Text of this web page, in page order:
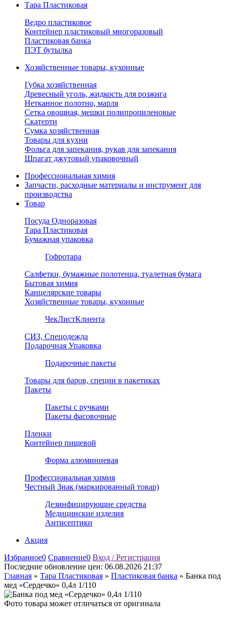
Тара Пластиковая
Ведро пластиковое
Контейнер пластиковый многоразовый
Пластиковая банка
ПЭТ бутылка
Хозяйственные товары, кухонные
Губка хозяйственная
Древесный уголь, жидкость для розжига
Нетканное полотно, марля
Сетка овощная, мешки полипропиленовые
Скатерти
Сумка хозяйственная
Товары для кухни
Фольга для запекания, рукав для запекания
Шпагат джутовый упаковочный
Профессиональная химия
Запчасти, расходные материалы и инструмент для
производства
Товар
Посуда Одноразовая
Тара Пластиковая
Бумажная упаковка
Гофротара
Салфетки, бумажные полотенца, туалетная бумага
Бытовая химия
Канцелярские товары
Хозяйственные товары, кухонные
ЧекЛистКлиента
СИЗ, Спецодежда
Подарочная Упаковка
Подарочные пакеты
Товары для баров, специи в пакетиках
Пакеты
Пакеты с ручками
Пакеты фасовочные
Пленки
Контейнер пищевой
Форма алюминиевая
Профессиональная химия
Честный Знак (маркированный товар)
Дезинфицирующие средства
Медицинские изделия
Антисептики
Акция
Избранное0 Сравнение0 Вход / Регистрация
Последние обновление цен: 06.08.2026 21:37
Главная » Тара Пластиковая » Пластиковая банка » Банка под
мед «Сердечко» 0,4л 1/110
Фото товара может отличаться от оригинала